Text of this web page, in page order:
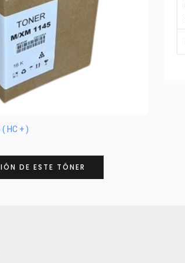
HC + )
DE ESTE TÓNER